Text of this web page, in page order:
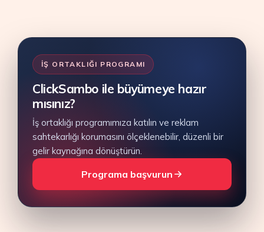
İŞ ORTAKLIĞI PROGRAMI
ClickSambo ile büyümeye hazır
mısınız?
İş ortaklığı programımıza katılın ve reklam
sahtekarlığı korumasını ölçeklenebilir, düzenli bir
gelir kaynağına dönüştürün.
Programa başvurun